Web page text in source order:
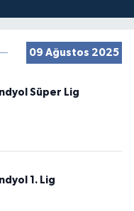
09 Ağustos 2025
Süper Lig
1. Lig